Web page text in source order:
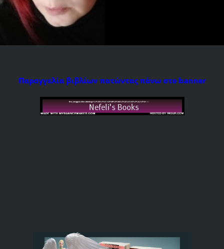
Παραγγελία βιβλίων πατώντας πάνω στο banner